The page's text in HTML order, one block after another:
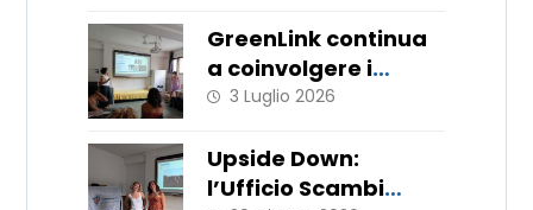
GreenLink continua
a coinvolgere i
giovani!
3 Luglio 2026
Upside Down:
l’Ufficio Scambi